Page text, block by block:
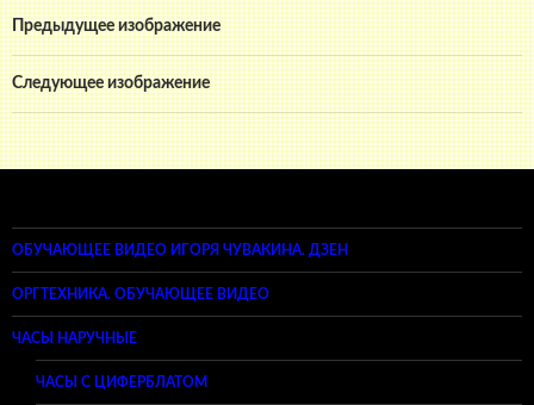
Предыдущее изображение
Следующее изображение
ОБУЧАЮЩЕЕ ВИДЕО ИГОРЯ ЧУВАКИНА. ДЗЕН
ОРГТЕХНИКА. ОБУЧАЮЩЕЕ ВИДЕО
ЧАСЫ НАРУЧНЫЕ
ЧАСЫ С ЦИФЕРБЛАТОМ